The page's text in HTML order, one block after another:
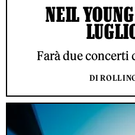
NEIL
Farà due concerti
DI